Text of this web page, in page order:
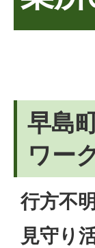
早島
ワー
行方不
見守り